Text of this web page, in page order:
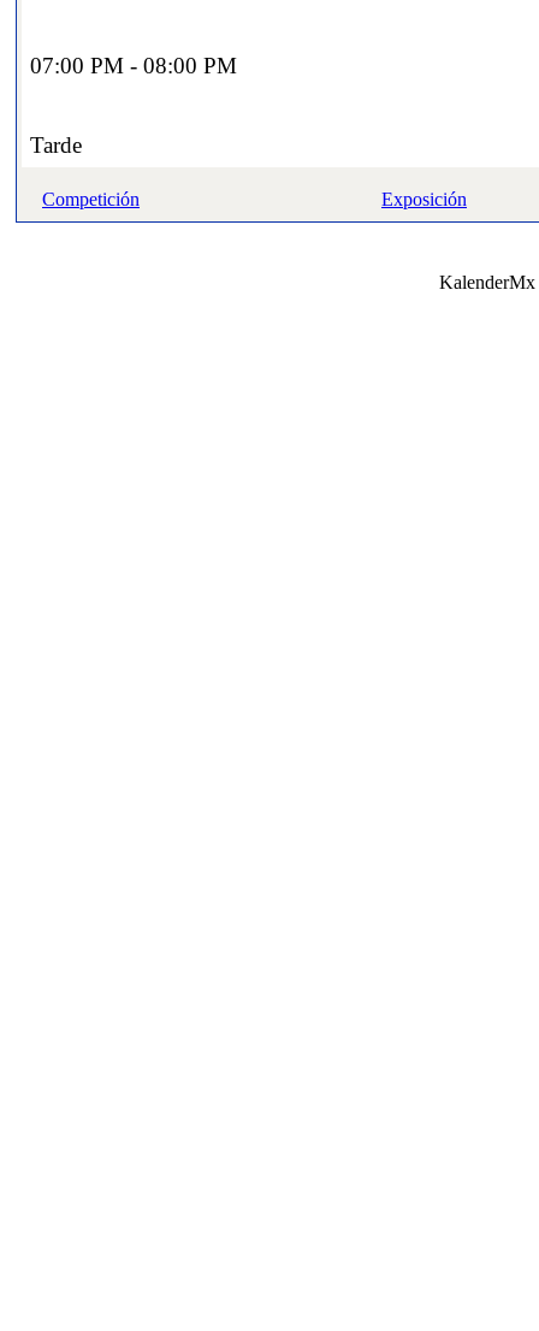
07:00 PM - 08:00 PM
Tarde
Competición Exposición
KalenderMx